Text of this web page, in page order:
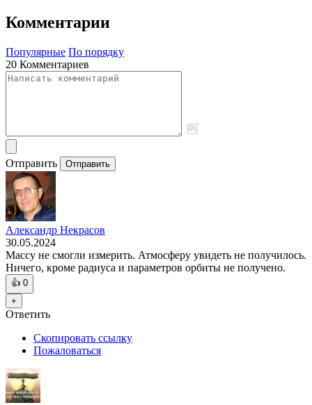
Комментарии
Популярные По порядку
20 Комментариев
Отправить Отправить
Александр Некрасов
30.05.2024
Массу не смогли измерить. Атмосферу увидеть не получилось.
Ничего, кроме радиуса и параметров орбиты не получено.
👍 0
+
Ответить
Скопировать ссылку
Пожаловаться